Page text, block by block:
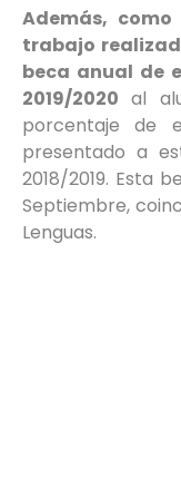
Además,
trabajo
beca anual de
2019/2020 al
porcentaje de
presentado a
2018/2019. Esta
Septiembre,
Lenguas.